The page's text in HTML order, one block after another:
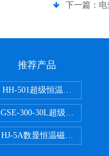
下一篇：
推荐产品
HH-501超级恒温水浴
GSE-300-30L超级循环恒温油
HJ-5A数显恒温磁力搅拌器